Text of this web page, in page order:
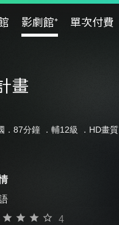
影劇館⁺ 單次付費
畫
．87分鐘 ． 輔12級 ．HD畫質
4